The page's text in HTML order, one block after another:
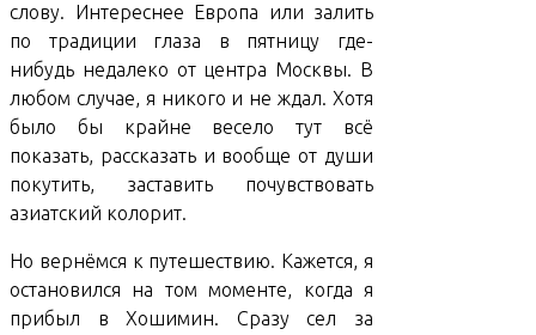
слову. Интереснее Европа или залить
по традиции глаза в пятницу где-
нибудь недалеко от центра Москвы. В
любом случае, я никого и не ждал. Хотя
было бы крайне весело тут всё
показать, рассказать и вообще от души
покутить, заставить почувствовать
азиатский колорит.
Но вернёмся к путешествию. Кажется, я
остановился на том моменте, когда я
прибыл в Хошимин. Сразу сел за